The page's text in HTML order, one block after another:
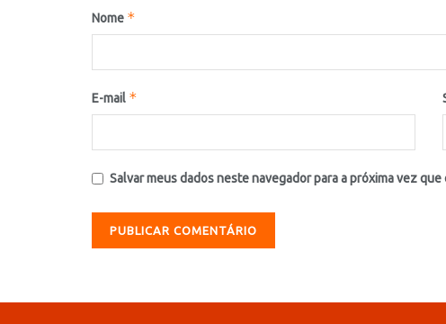
Nome *
E-mail *
Salvar meus dados neste navegador para a próxima vez que